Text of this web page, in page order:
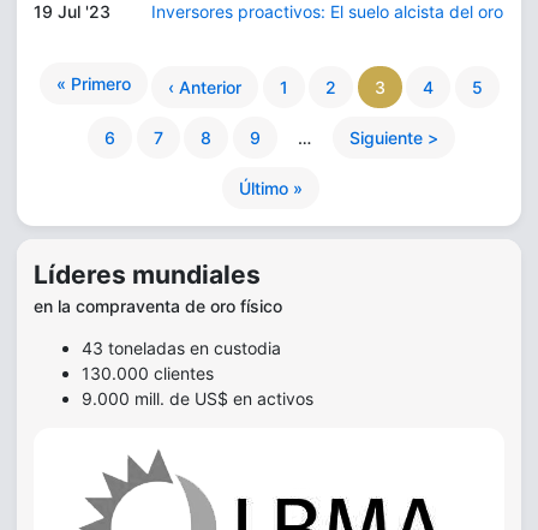
19 Jul '23 Inversores proactivos: El suelo alcista del oro
« Primero ‹ Anterior 1 2 3 4 5
6 7 8 9 … Siguiente >
Último »
Líderes mundiales
en la compraventa de oro físico
43 toneladas en custodia
130.000 clientes
9.000 mill. de US$ en activos